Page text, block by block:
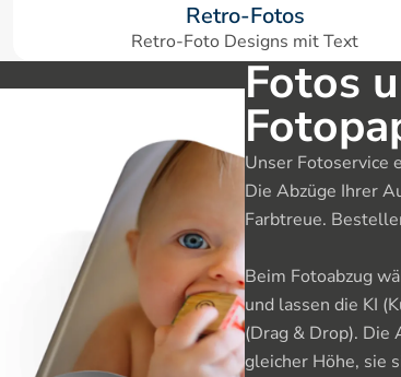
Retro-Fotos
Retro-Foto Designs mit Text
Fotos
Unser Fotoservice
Die Abzüge Ihrer
Farbtreue.
Beim Fotoabzug
und lassen die KI
(Drag & Drop). Die
gleicher Höhe, sie